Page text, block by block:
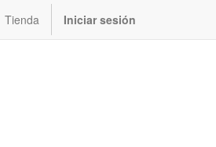
Tienda Iniciar sesión